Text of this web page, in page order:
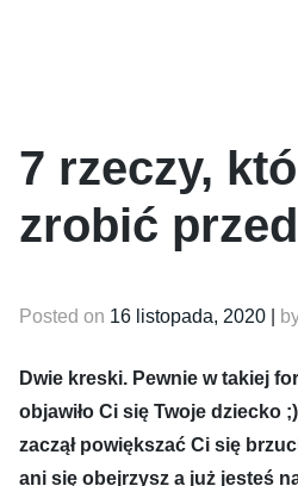
7 rzeczy,
zrobić
Posted on 16 listopada, 2020
Dwie kreski. Pewnie w takiej
objawiło Ci się Twoje dziecko
zaczął powiększać Ci się
ani się obejrzysz a już jesteś